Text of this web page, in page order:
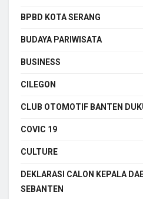
BPBD KOTA SERANG
BUDAYA PARIWISATA
BUSINESS
CILEGON
CLUB OTOMOTIF BANTEN
COVIC 19
CULTURE
DEKLARASI CALON KEPALA
SEBANTEN